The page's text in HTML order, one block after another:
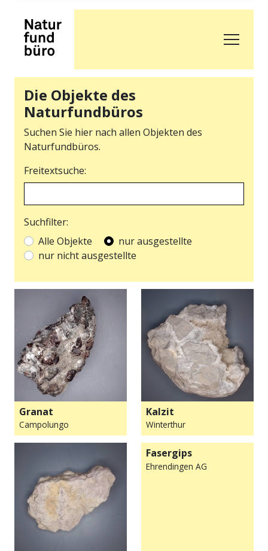
Die Objekte des
Naturfundbüros
Suchen Sie hier nach allen Objekten des
Naturfundbüros.
Freitextsuche:
Suchfilter:
Alle Objekte
nur ausgestellte
nur nicht ausgestellte
Granat
Campolungo
Kalzit
Winterthur
Fasergips
Ehrendingen AG